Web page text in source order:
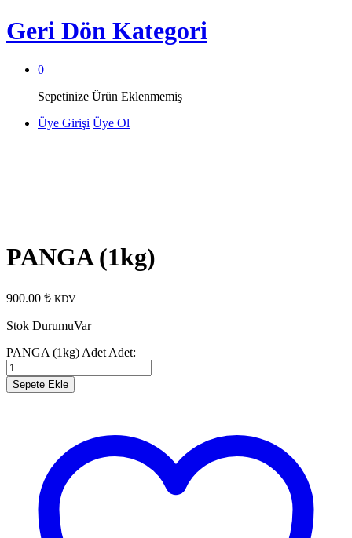
Geri Dön Kategori
0
Sepetinize Ürün Eklenmemiş
Üye Girişi Üye Ol
PANGA (1kg)
900.00 ₺ KDV
Stok DurumuVar
PANGA (1kg) Adet Adet:
Sepete Ekle